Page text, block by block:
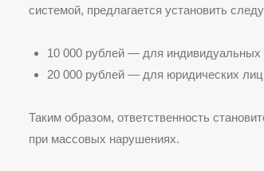
системой, предлагается установить
10 000 рублей — для
20 000 рублей — для юридических
Таким образом, ответственность
при массовых нарушениях.